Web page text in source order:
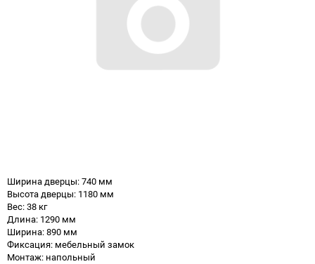
Ширина дверцы: 740 мм
Высота дверцы: 1180 мм
Вес: 38 кг
Длина: 1290 мм
Ширина: 890 мм
Фиксация: мебельный замок
Монтаж: напольный